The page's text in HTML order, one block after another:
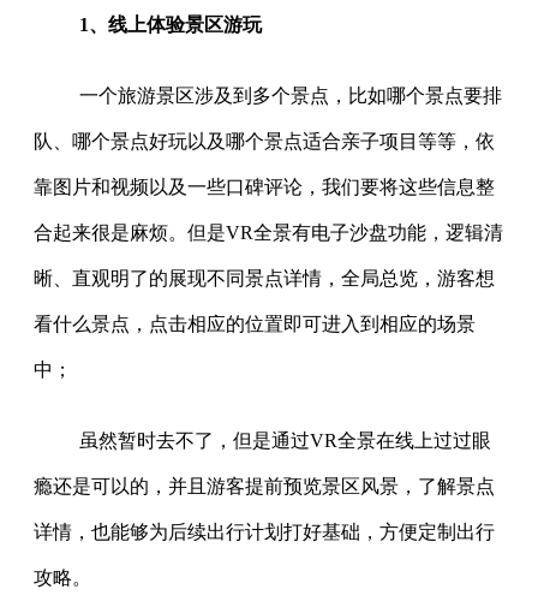
1、线上体验景区游玩
一个旅游景区涉及到多个景点，比如哪个景点要排
队、哪个景点好玩以及哪个景点适合亲子项目等等，依
靠图片和视频以及一些口碑评论，我们要将这些信息整
合起来很是麻烦。但是VR全景有电子沙盘功能，逻辑清
晰、直观明了的展现不同景点详情，全局总览，游客想
看什么景点，点击相应的位置即可进入到相应的场景
中；
虽然暂时去不了，但是通过VR全景在线上过过眼
瘾还是可以的，并且游客提前预览景区风景，了解景点
详情，也能够为后续出行计划打好基础，方便定制出行
攻略。